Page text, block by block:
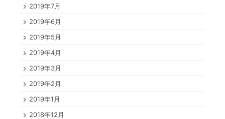
2019年7月
2019年6月
2019年5月
2019年4月
2019年3月
2019年2月
2019年1月
2018年12月